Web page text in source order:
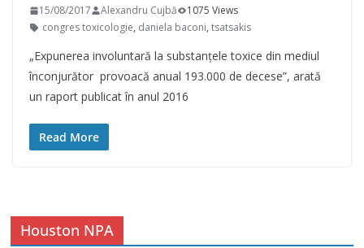
15/08/2017 Alexandru Cujbă
1075 Views
congres toxicologie, daniela baconi, tsatsakis
„Expunerea involuntară la substanțele toxice din mediul
înconjurător provoacă anual 193.000 de decese”, arată
un raport publicat în anul 2016
Read More
Houston NPA